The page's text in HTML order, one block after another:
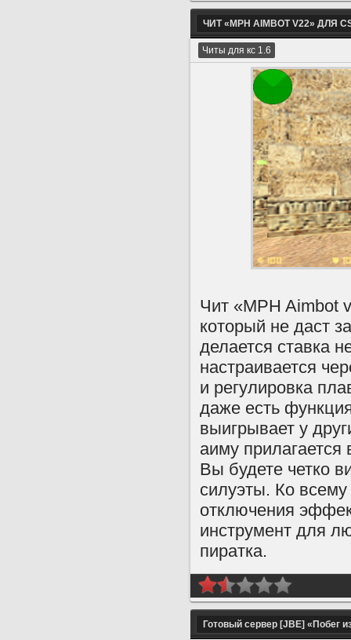
ЧИТ «MPH AIMBOT V22» ДЛЯ
Читы для кс 1.6
Чит «MPH Aimbot
который не даст
делается ставка
настраивается
и регулировка
даже есть
выигрывает у
аиму прилагается
Вы будете четко
силуэты. Ко
отключения
инструмент для
пиратка.
Готовый сервер [JBE] «Побег